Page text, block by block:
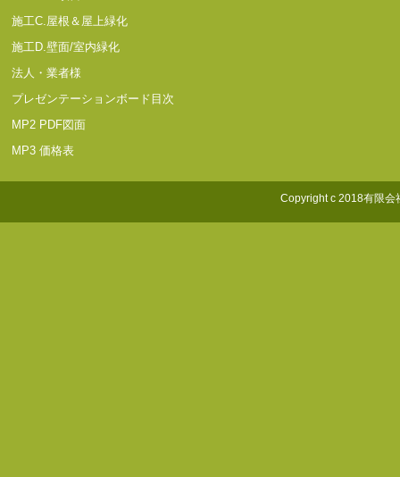
施工C.屋根＆屋上緑化
施工D.壁面/室内緑化
法人・業者様
プレゼンテーションボード目次
MP2 PDF図面
MP3 価格表
Copyright c 2018有限会